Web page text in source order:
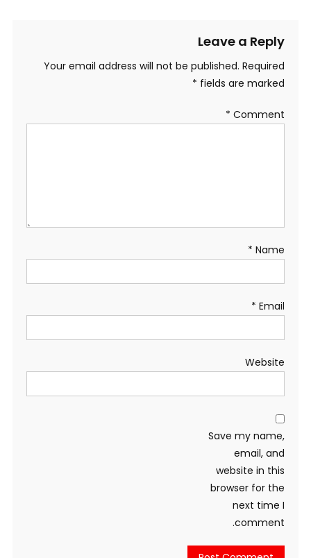
Leave a Reply
Your email address will not be published. Required
fields are marked
*
Comment
*
Name
*
Email
*
Website
Save my name,
email, and
website in this
browser for the
next time I
comment.